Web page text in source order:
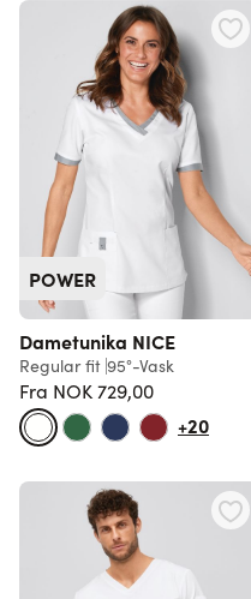
POWER
Dametunika NICE
Regular fit 95°-Vask
Fra NOK 729,00Vanlig pris
+20